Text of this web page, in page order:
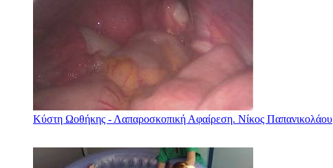
Κύστη Ωοθήκης - Λαπαροσκοπική Αφαίρεση. Νίκος Παπανικολάου